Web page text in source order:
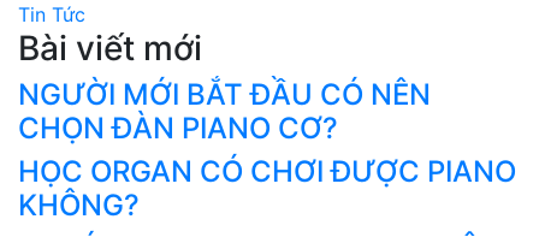
Tin Tức
Bài viết mới
NGƯỜI MỚI BẮT ĐẦU CÓ NÊN
CHỌN ĐÀN PIANO CƠ?
HỌC ORGAN CÓ CHƠI ĐƯỢC PIANO
KHÔNG?